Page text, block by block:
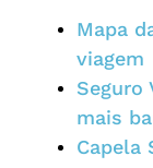
Mapa
viagem
Seguro
mais
Capela